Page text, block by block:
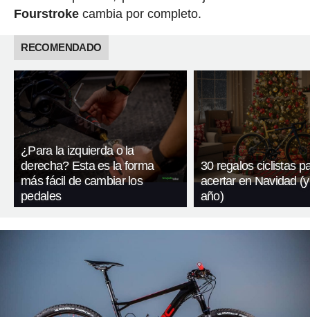
Fourstrokecambia por completo.
RECOMENDADO
¿Para la izquierda o la
derecha? Esta es la forma
más fácil de cambiar los
pedales
30 regalos ciclistas
acertar en Navidad
año)